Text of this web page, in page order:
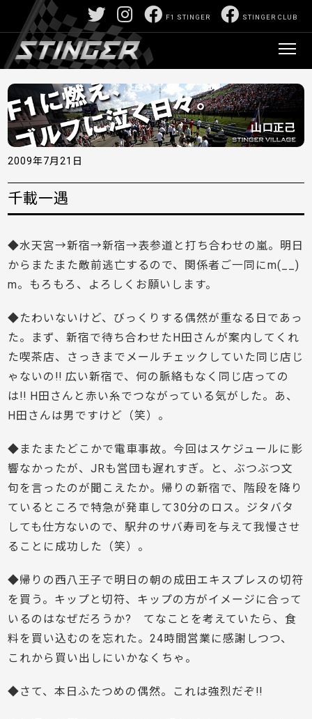
STINGER CLUB
F1 STINGER
2009年7月21日
千載一遇
◆水天宮→新宿→新宿→表参道と打ち合わせの嵐。明日
からまたまた敵前逃亡するので、関係者ご一同にm(__)
m。もろもろ、よろしくお願いします。
◆たわいないけど、びっくりする偶然が重なる日であっ
た。まず、新宿で待ち合わせたH田さんが案内してくれ
た喫茶店、さっきまでメールチェックしていた同じ店じ
ゃないの!! 広い新宿で、何の脈絡もなく同じ店っての
は!! H田さんと赤い糸でつながっている気がした。あ、
H田さんは男ですけど（笑）。
◆またまたどこかで電車事故。今回はスケジュールに影
響なかったが、JRも営団も遅れすぎ。と、ぶつぶつ文
句を言ったのが聞こえたか。帰りの新宿で、階段を降り
ているところで特急が発車して30分のロス。ジタバタ
しても仕方ないので、駅弁のサバ寿司を与えて我慢させ
ることに成功した（笑）。
◆帰りの西八王子で明日の朝の成田エキスプレスの切符
を買う。キップと切符、キップの方がイメージに合って
いるのはなぜだろうか? てなことを考えていたら、食
料を買い込むのを忘れた。24時間営業に感謝しつつ、
これから買い出しにいかなくちゃ。
◆さて、本日ふたつめの偶然。これは強烈だぞ!!